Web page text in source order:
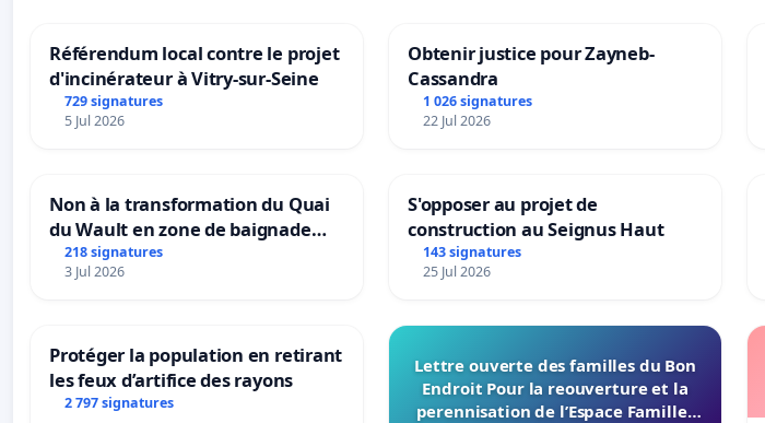
Référendum local contre le projet
d'incinérateur à Vitry-sur-Seine
729 signatures
5 Jul 2026
Obtenir justice pour Zayneb-
Cassandra
1 026 signatures
22 Jul 2026
Non à la transformation du Quai
du Wault en zone de baignade
urbaine
218 signatures
3 Jul 2026
S'opposer au projet de
construction au Seignus Haut
143 signatures
25 Jul 2026
Protéger la population en retirant
les feux d’artifice des rayons
2 797 signatures
Lettre ouverte des familles du Bon
Endroit Pour la reouverture et la
perennisation de l’Espace Familles